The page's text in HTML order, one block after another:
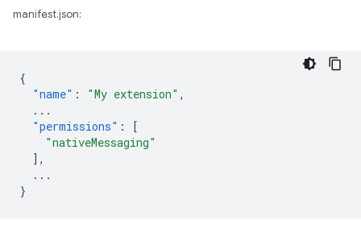
manifest.json:
{
"name" : "My extension" ,
...
"permissions" :
[
"nativeMessaging"
],
...
}